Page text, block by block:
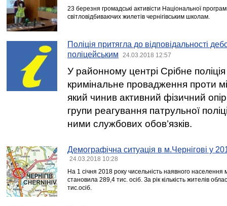
23 березня громадські активісти Національної
світловідбиваючих жилетів чернігівським школам.
Поліція притягла до відповідальності
поліцейським
24.03.2018 12:57
У районному центрі Срібне поліція
кримінальне провадження проти
який чинив активний фізичний
групи реагування патрульної
ними службових обов’язків.
Демографічна ситуація в м.Чернігові у
24.03.2018 10:28
На 1 січня 2018 року чисельність наявного населення
становила 289,4 тис. осіб. За рік кількість жителів
тис.осіб.